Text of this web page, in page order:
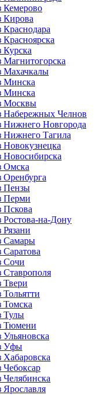
Кемерово
Кирова
Краснодара
Курска
Магнитогорска
Махачкалы
Минска
Минска
Москвы
Набережных Челнов
Нижнего Новгорода
Нижнего Тагила
Новокузнецка
Новосибирска
Омска
Оренбурга
Пензы
Перми
Пскова
Ростова-на-Дону
Самары
Саратова
Сочи
Ставрополя
Твери
Томска
Тулы
Тюмени
Уфы
Хабаровска
Чебоксар
Челябинска
Ярославля